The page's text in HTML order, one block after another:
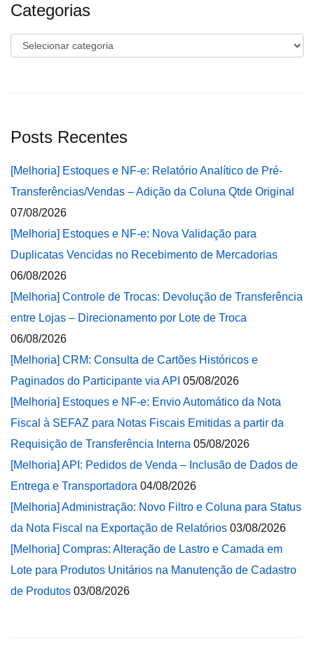
Categorias
Categorias
Posts Recentes
[Melhoria] Estoques e NF-e: Relatório Analítico de Pré-
Transferências/Vendas – Adição da Coluna Qtde Original
07/08/2026
[Melhoria] Estoques e NF-e: Nova Validação para
Duplicatas Vencidas no Recebimento de Mercadorias
06/08/2026
[Melhoria] Controle de Trocas: Devolução de Transferência
entre Lojas – Direcionamento por Lote de Troca
06/08/2026
[Melhoria] CRM: Consulta de Cartões Históricos e
Paginados do Participante via API 05/08/2026
[Melhoria] Estoques e NF-e: Envio Automático da Nota
Fiscal à SEFAZ para Notas Fiscais Emitidas a partir da
Requisição de Transferência Interna 05/08/2026
[Melhoria] API: Pedidos de Venda – Inclusão de Dados de
Entrega e Transportadora 04/08/2026
[Melhoria] Administração: Novo Filtro e Coluna para Status
da Nota Fiscal na Exportação de Relatórios 03/08/2026
[Melhoria] Compras: Alteração de Lastro e Camada em
Lote para Produtos Unitários na Manutenção de Cadastro
de Produtos 03/08/2026